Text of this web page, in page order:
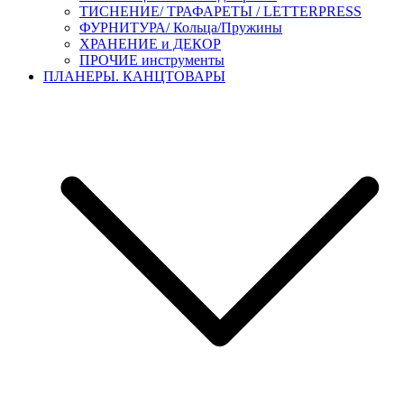
ТИСНЕНИЕ/ ТРАФАРЕТЫ / LETTERPRESS
ФУРНИТУРА/ Кольца/Пружины
ХРАНЕНИЕ и ДЕКОР
ПРОЧИЕ инструменты
ПЛАНЕРЫ. КАНЦТОВАРЫ